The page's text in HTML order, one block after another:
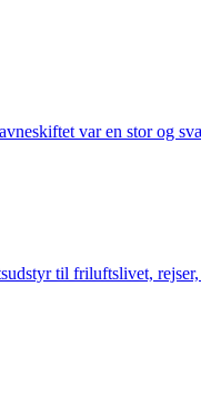
var en stor og
til friluftslivet,